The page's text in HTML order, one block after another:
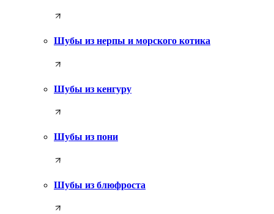
Шубы из нерпы и морского котика
Шубы из кенгуру
Шубы из пони
Шубы из блюфроста